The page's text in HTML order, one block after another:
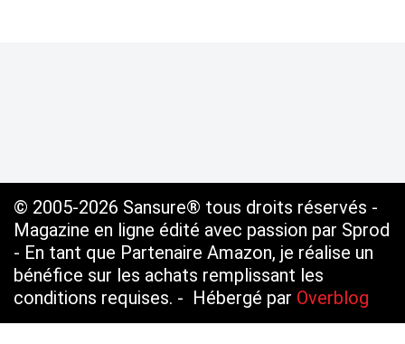
© 2005-2026 Sansure® tous droits réservés -
Magazine en ligne édité avec passion par Sprod
- En tant que Partenaire Amazon, je réalise un
bénéfice sur les achats remplissant les
conditions requises. - Hébergé par Overblog